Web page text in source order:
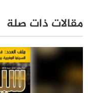
مقالات ذات صلة